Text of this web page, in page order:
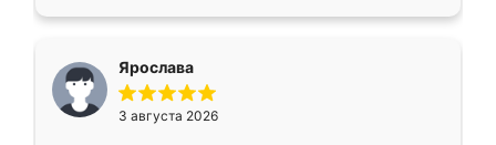
Ярослава
3 августа 2026